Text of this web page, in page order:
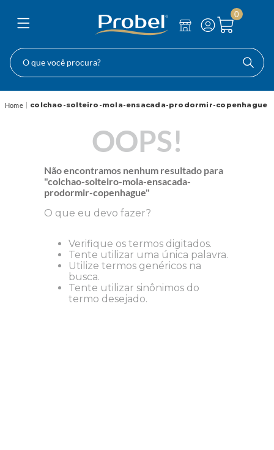
0
O que você procura?
colchao-solteiro-mola-ensacada-prodormir-copenhague
OOPS!
Não encontramos nenhum resultado para
"colchao-solteiro-mola-ensacada-
prodormir-copenhague"
O que eu devo fazer?
Verifique os termos digitados.
Tente utilizar uma única palavra.
Utilize termos genéricos na
busca.
Tente utilizar sinônimos do
termo desejado.